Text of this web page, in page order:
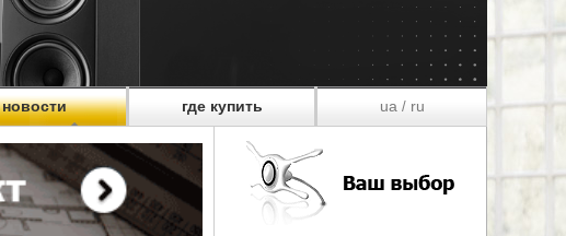
новости где купить ua/ ru